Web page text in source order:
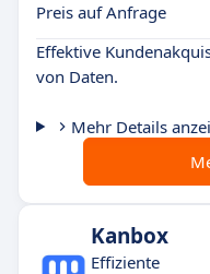
Preis auf Anfrage
Effektive
von Daten.
Mehr Details
Kanbox
Effiziente